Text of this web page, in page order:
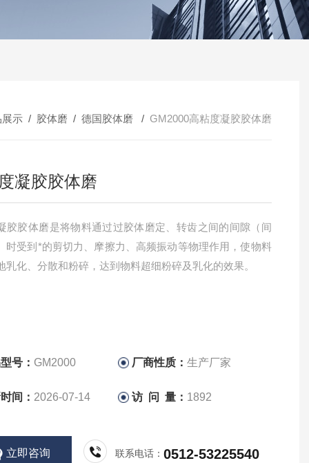
示 / 胶体磨 / 德国胶体磨 / GM2000高粘度凝胶胶体磨
凝胶胶体磨
胶胶体磨是将物料通过过胶体磨定、转齿之间的间隙（间
时受到*的剪切力、摩擦力、高频振动等物理作用，使物料
乳化、分散和粉碎，达到物料超细粉碎及乳化的效果。
号： GM2000 厂商性质：生产厂家
间： 2026-07-14 访 问 量： 1892
立即咨询 联系电话：0512-53225540